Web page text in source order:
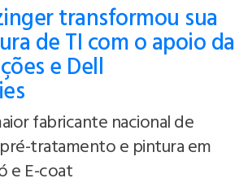
transformou sua
de TI com o apoio da
e Dell
fabricante nacional de
tratamento e pintura em
e E-coat